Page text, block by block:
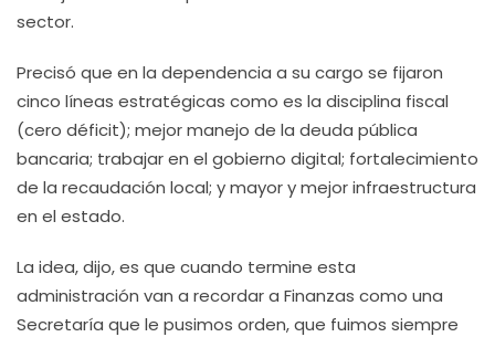
sector.
Precisó que en la dependencia a su cargo se fijaron
cinco líneas estratégicas como es la disciplina fiscal
(cero déficit); mejor manejo de la deuda pública
bancaria; trabajar en el gobierno digital; fortalecimiento
de la recaudación local; y mayor y mejor infraestructura
en el estado.
La idea, dijo, es que cuando termine esta
administración van a recordar a Finanzas como una
Secretaría que le pusimos orden, que fuimos siempre